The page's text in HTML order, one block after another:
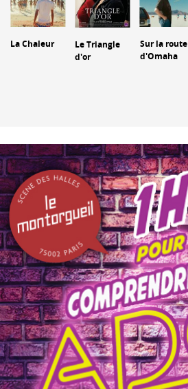
La Chaleur
Le Triangle
d'or
Sur la route
d'Omaha